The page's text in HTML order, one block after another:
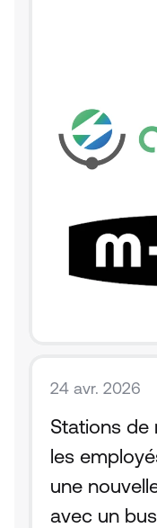
24 avr. 2026
Stations de
les
une
avec un